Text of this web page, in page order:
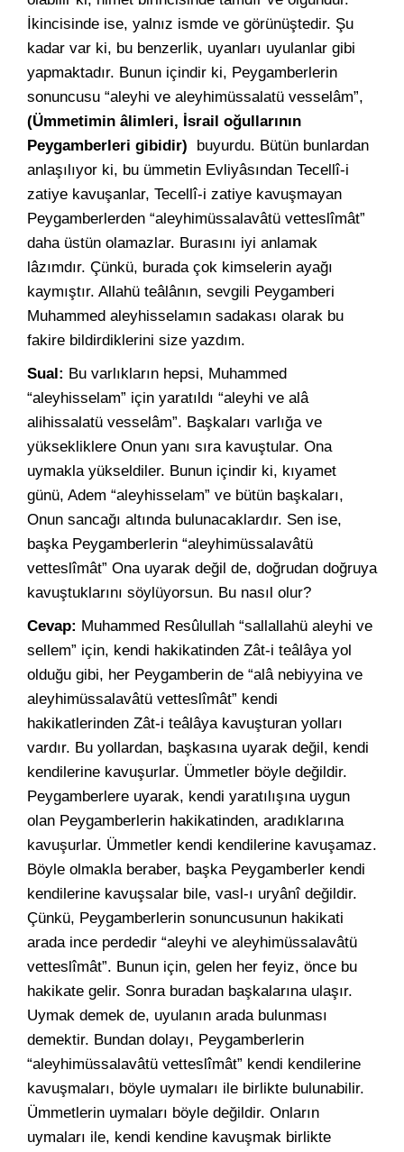
İkincisinde ise, yalnız ismde ve görünüştedir. Şu
kadar var ki, bu benzerlik, uyanları uyulanlar gibi
yapmaktadır. Bunun içindir ki, Peygamberlerin
sonuncusu “aleyhi ve aleyhimüssalatü vesselâm”,
(Ümmetimin âlimleri, İsrail oğullarının
Peygamberleri gibidir) buyurdu. Bütün bunlardan
anlaşılıyor ki, bu ümmetin Evliyâsından Tecellî-i
zatiye kavuşanlar, Tecellî-i zatiye kavuşmayan
Peygamberlerden “aleyhimüssalavâtü vetteslîmât”
daha üstün olamazlar. Burasını iyi anlamak
lâzımdır. Çünkü, burada çok kimselerin ayağı
kaymıştır. Allahü teâlânın, sevgili Peygamberi
Muhammed aleyhisselamın sadakası olarak bu
fakire bildirdiklerini size yazdım.
Sual: Bu varlıkların hepsi, Muhammed
“aleyhisselam” için yaratıldı “aleyhi ve alâ
alihissalatü vesselâm”. Başkaları varlığa ve
yüksekliklere Onun yanı sıra kavuştular. Ona
uymakla yükseldiler. Bunun içindir ki, kıyamet
günü, Adem “aleyhisselam” ve bütün başkaları,
Onun sancağı altında bulunacaklardır. Sen ise,
başka Peygamberlerin “aleyhimüssalavâtü
vetteslîmât” Ona uyarak değil de, doğrudan doğruya
kavuştuklarını söylüyorsun. Bu nasıl olur?
Cevap: Muhammed Resûlullah “sallallahü aleyhi ve
sellem” için, kendi hakikatinden Zât-i teâlâya yol
olduğu gibi, her Peygamberin de “alâ nebiyyina ve
aleyhimüssalavâtü vetteslîmât” kendi
hakikatlerinden Zât-i teâlâya kavuşturan yolları
vardır. Bu yollardan, başkasına uyarak değil, kendi
kendilerine kavuşurlar. Ümmetler böyle değildir.
Peygamberlere uyarak, kendi yaratılışına uygun
olan Peygamberlerin hakikatinden, aradıklarına
kavuşurlar. Ümmetler kendi kendilerine kavuşamaz.
Böyle olmakla beraber, başka Peygamberler kendi
kendilerine kavuşsalar bile, vasl-ı uryânî değildir.
Çünkü, Peygamberlerin sonuncusunun hakikati
arada ince perdedir “aleyhi ve aleyhimüssalavâtü
vetteslîmât”. Bunun için, gelen her feyiz, önce bu
hakikate gelir. Sonra buradan başkalarına ulaşır.
Uymak demek de, uyulanın arada bulunması
demektir. Bundan dolayı, Peygamberlerin
“aleyhimüssalavâtü vetteslîmât” kendi kendilerine
kavuşmaları, böyle uymaları ile birlikte bulunabilir.
Ümmetlerin uymaları böyle değildir. Onların
uymaları ile, kendi kendine kavuşmak birlikte